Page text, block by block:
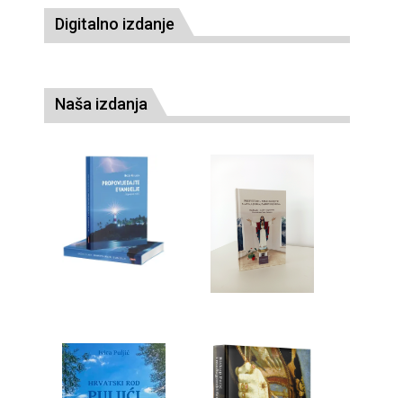
Digitalno izdanje
Naša izdanja